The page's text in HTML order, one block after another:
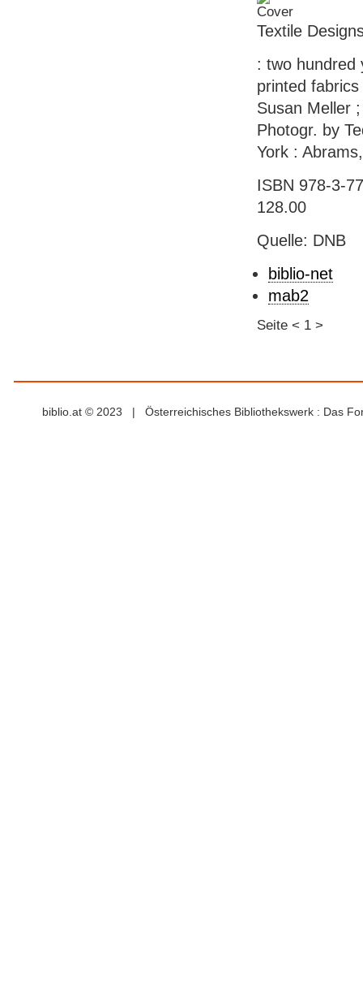
Textile
: two hundred
printed
Susan Meller
Photogr. by
York :
ISBN 978-3-
128.00
Quelle: DNB
biblio-net
mab2
Seite < 1 >
biblio.at © 2023 | Österreichisches Bibliothekswerk : Das